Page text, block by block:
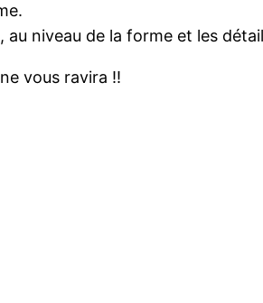
au niveau de la forme et les
vous ravira !!